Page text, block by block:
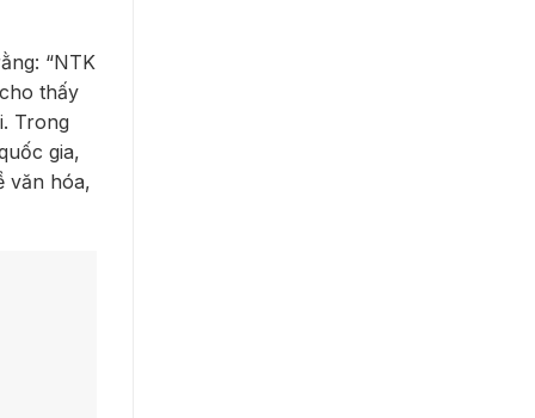
“NTK
thấy
Trong
gia,
văn hóa,